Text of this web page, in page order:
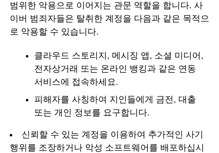
범위한 악용으로 이어지는 관문 역할을 합니다. 사
이버 범죄자들은 탈취한 계정을 다음과 같은 목적으
로 악용할 수 있습니다.
클라우드 스토리지, 메시징 앱, 소셜 미디어,
전자상거래 또는 온라인 뱅킹과 같은 연동
서비스에 접속하세요.
피해자를 사칭하여 지인들에게 금전, 대출
또는 개인 정보를 요구합니다.
신뢰할 수 있는 계정을 이용하여 추가적인 사기
행위를 조장하거나 악성 소프트웨어를 배포하십시